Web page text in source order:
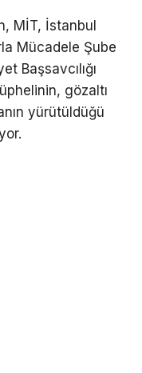
MİT, İstanbul
Mücadele Şube
Başsavcılığı
gözaltı
yürütüldüğü